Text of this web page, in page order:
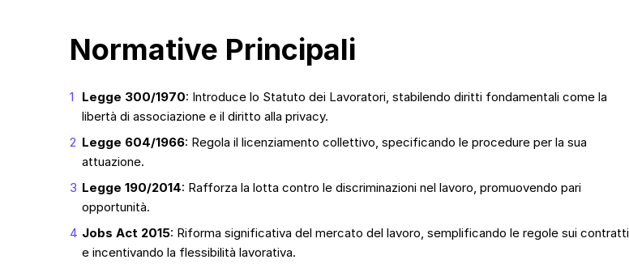
Normative Principali
Legge 300/1970: Introduce lo Statuto dei Lavoratori, stabilendo diritti fondamentali come la
libertà di associazione e il diritto alla privacy.
Legge 604/1966: Regola il licenziamento collettivo, specificando le procedure per la sua
attuazione.
Legge 190/2014: Rafforza la lotta contro le discriminazioni nel lavoro, promuovendo pari
opportunità.
Jobs Act 2015: Riforma significativa del mercato del lavoro, semplificando le regole sui contratti
e incentivando la flessibilità lavorativa.